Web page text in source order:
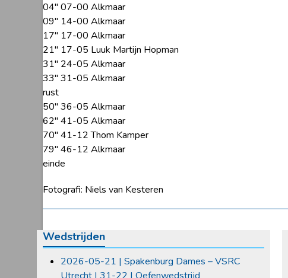
04″ 07-00 Alkmaar
09″ 14-00 Alkmaar
17″ 17-00 Alkmaar
21″ 17-05 Luuk Martijn Hopman
31″ 24-05 Alkmaar
33″ 31-05 Alkmaar
rust
50″ 36-05 Alkmaar
62″ 41-05 Alkmaar
70″ 41-12 Thom Kamper
79″ 46-12 Alkmaar
einde
Fotografi: Niels van Kesteren
Wedstrijden
2026-05-21 | Spakenburg Dames – VSRC